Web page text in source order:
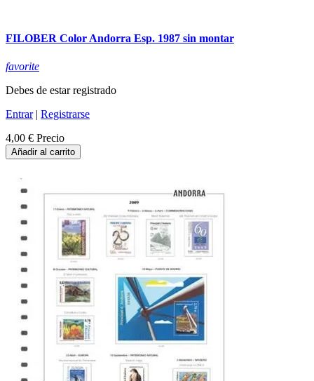
FILOBER Color Andorra Esp. 1987 sin montar
favorite
Debes de estar registrado
Entrar| Registrarse
4,00 € Precio
Añadir al carrito